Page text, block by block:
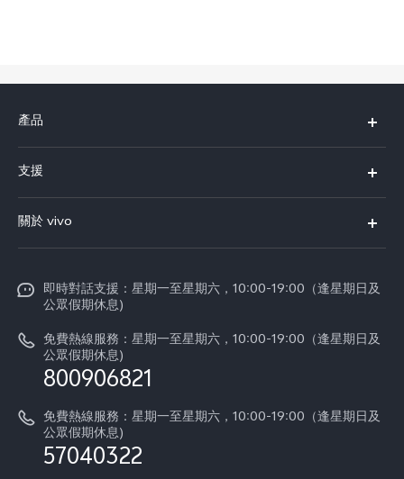
產品
X300
Y21d
V60
支援
服務中心
Funtouch OS
系統升級
零配件價格查詢
IMEI 碼驗證
維修進度
保修條款
關於 vivo
新聞資訊
vivo工作
法律聲明
關於我們
vivo 私隱中心
即時對話支援：星期一至星期六，10:00-19:00（逢星期日及
公眾假期休息)
免費熱線服務：星期一至星期六，10:00-19:00（逢星期日及
公眾假期休息)
800906821
免費熱線服務：星期一至星期六，10:00-19:00（逢星期日及
公眾假期休息)
57040322